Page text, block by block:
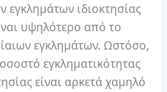
ιδιοκτησίας
υψηλότερο από το
εγκλημάτων.Ωστόσο,
εγκληματικότητας
είναι αρκετά χαμηλό